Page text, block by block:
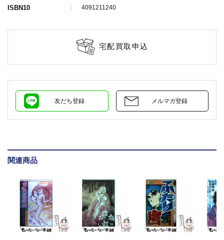
ISBN10 4091211240
宅配買取申込
友だち登録 メルマガ登録
関連商品